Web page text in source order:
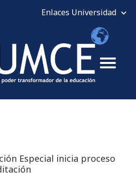
Especial inicia proceso